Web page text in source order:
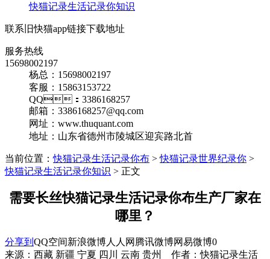
快猫记录生活记录你知识
联系旧快猫app链接下载地址
服务热线
15698002197
杨总：15698002197
客服：15863153722
QQ：3386168257
邮箱：3386168257@qq.com
网址：www.thuquant.com
地址：山东省德州市陵城区迎宾路北首
当前位置：快猫记录生活记录你布 >快猫记录世界纪录你 >
快猫记录生活记录你知识 > 正文
需要长丝快猫记录生活记录你布生产厂家在
哪里？
分享到 QQ空间新浪微博人人网 腾讯微博网易微博0
来源：西藏 新疆 宁夏 四川 云南 贵州 作者：快猫记录生活